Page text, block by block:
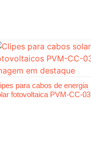
para cabos de energia
fotovoltaica PVM-CC-03